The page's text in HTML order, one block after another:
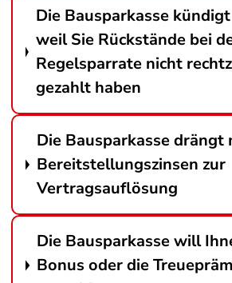
Die Bausparkasse
weil Sie Rückstände bei
Regelsparrate nicht
gezahlt haben
Die Bausparkasse drängt
Bereitstellungszinsen zur
Vertragsauflösung
Die Bausparkasse will
Bonus oder die